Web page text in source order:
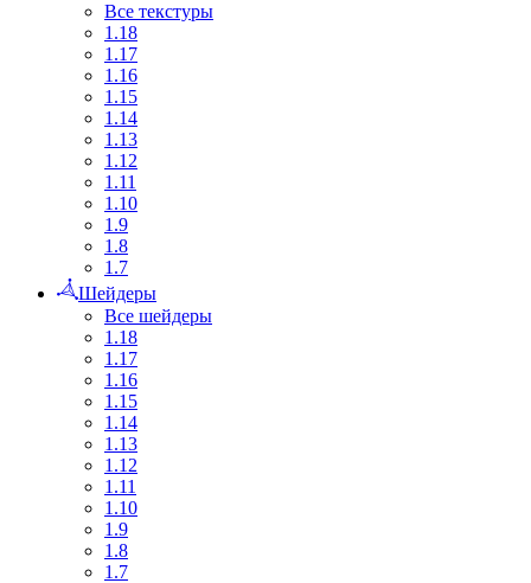
Все текстуры
1.18
1.17
1.16
1.15
1.14
1.13
1.12
1.11
1.10
1.9
1.8
1.7
Шейдеры
Все шейдеры
1.18
1.17
1.16
1.15
1.14
1.13
1.12
1.11
1.10
1.9
1.8
1.7